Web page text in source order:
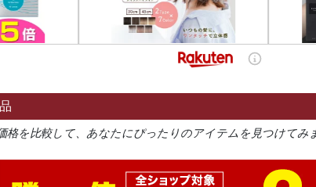
格を比較して、あなたにぴったりのアイテムを見つけてみ